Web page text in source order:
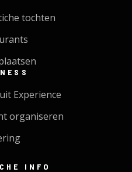
tochten
Experience
organiseren
INFO